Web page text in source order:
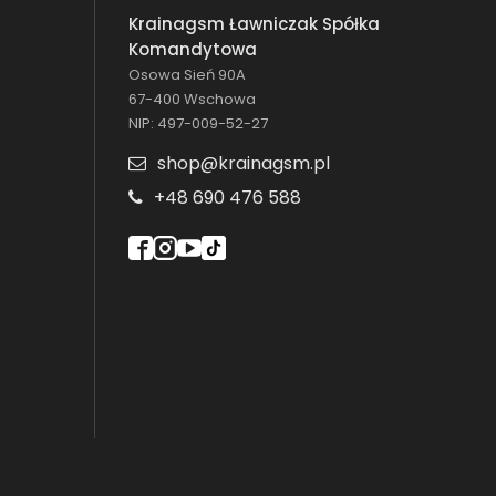
Krainagsm Ławniczak Spółka
Komandytowa
Osowa Sień 90A
67-400 Wschowa
NIP: 497-009-52-27
shop@krainagsm.pl
+48 690 476 588